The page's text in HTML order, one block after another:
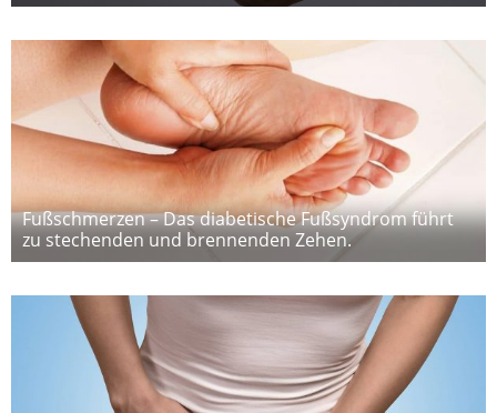
Fußschmerzen – Das diabetische Fußsyndrom führt
zu stechenden und brennenden Zehen.